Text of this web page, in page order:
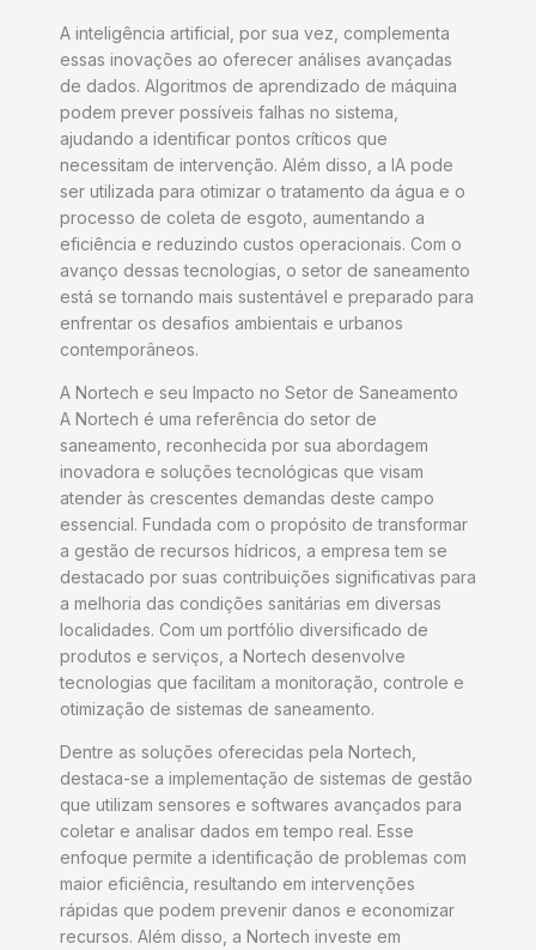
A inteligência artificial, por sua vez, complementa
essas inovações ao oferecer análises avançadas
de dados. Algoritmos de aprendizado de máquina
podem prever possíveis falhas no sistema,
ajudando a identificar pontos críticos que
necessitam de intervenção. Além disso, a IA pode
ser utilizada para otimizar o tratamento da água e o
processo de coleta de esgoto, aumentando a
eficiência e reduzindo custos operacionais. Com o
avanço dessas tecnologias, o setor de saneamento
está se tornando mais sustentável e preparado para
enfrentar os desafios ambientais e urbanos
contemporâneos.
A Nortech e seu Impacto no Setor de Saneamento
A Nortech é uma referência do setor de
saneamento, reconhecida por sua abordagem
inovadora e soluções tecnológicas que visam
atender às crescentes demandas deste campo
essencial. Fundada com o propósito de transformar
a gestão de recursos hídricos, a empresa tem se
destacado por suas contribuições significativas para
a melhoria das condições sanitárias em diversas
localidades. Com um portfólio diversificado de
produtos e serviços, a Nortech desenvolve
tecnologias que facilitam a monitoração, controle e
otimização de sistemas de saneamento.
Dentre as soluções oferecidas pela Nortech,
destaca-se a implementação de sistemas de gestão
que utilizam sensores e softwares avançados para
coletar e analisar dados em tempo real. Esse
enfoque permite a identificação de problemas com
maior eficiência, resultando em intervenções
rápidas que podem prevenir danos e economizar
recursos. Além disso, a Nortech investe em